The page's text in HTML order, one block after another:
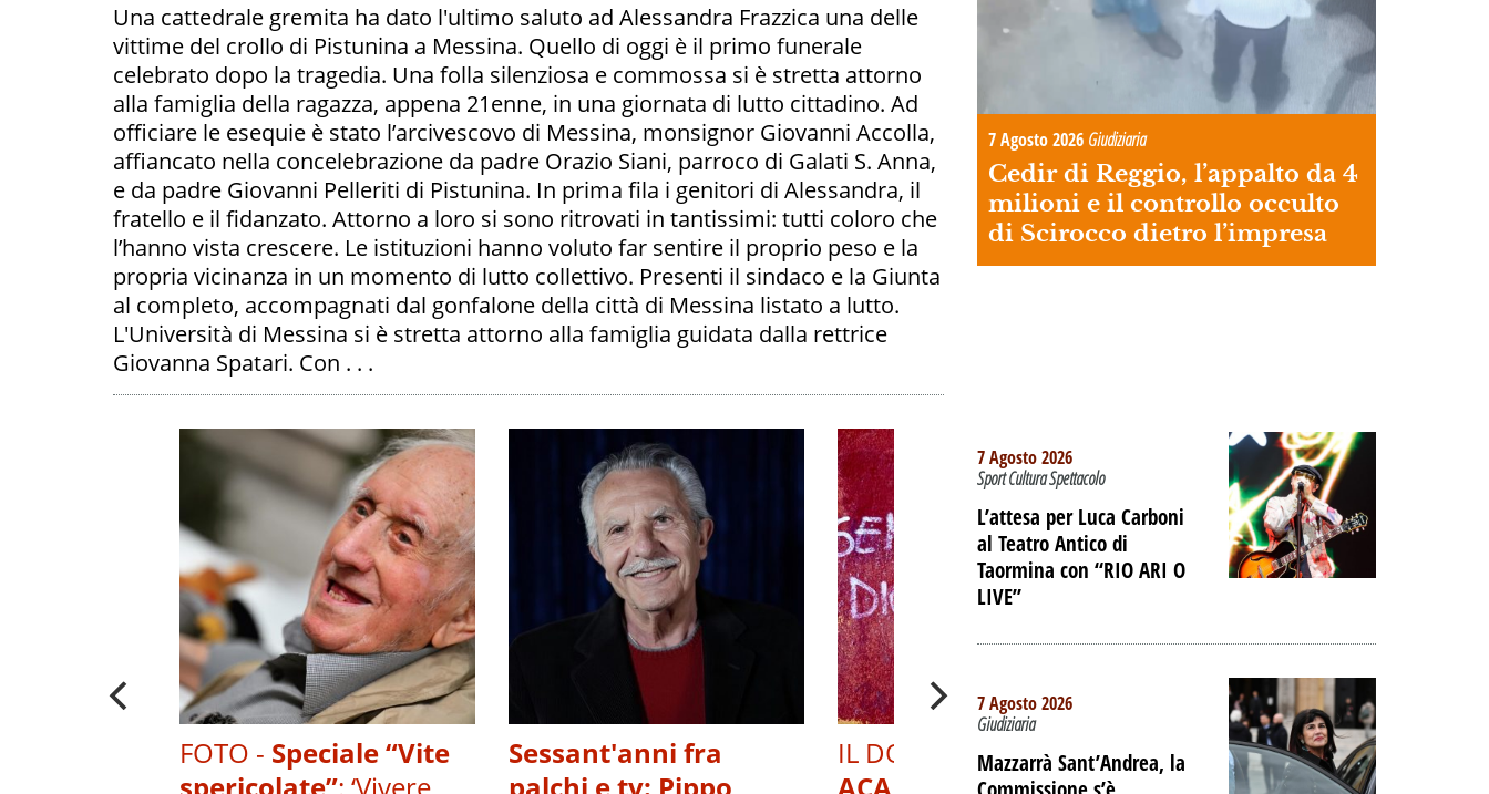
Una cattedrale gremita ha dato l'ultimo saluto ad Alessandra Frazzica una delle
vittime del crollo di Pistunina a Messina. Quello di oggi è il primo funerale
celebrato dopo la tragedia. Una folla silenziosa e commossa si è stretta attorno
alla famiglia della ragazza, appena 21enne, in una giornata di lutto cittadino. Ad
officiare le esequie è stato l’arcivescovo di Messina, monsignor Giovanni Accolla,
affiancato nella concelebrazione da padre Orazio Siani, parroco di Galati S. Anna,
e da padre Giovanni Pelleriti di Pistunina. In prima fila i genitori di Alessandra, il
fratello e il fidanzato. Attorno a loro si sono ritrovati in tantissimi: tutti coloro che
l’hanno vista crescere. Le istituzioni hanno voluto far sentire il proprio peso e la
propria vicinanza in un momento di lutto collettivo. Presenti il sindaco e la Giunta
al completo, accompagnati dal gonfalone della città di Messina listato a lutto.
L'Università di Messina si è stretta attorno alla famiglia guidata dalla rettrice
Giovanna Spatari. Con . . .
FOTO - Speciale “Vite
spericolate”: ‘Vivere
Sessant'anni fra
palchi e tv: Pippo
IL DOCUMENTO -
ACAB, OLTRE LE
7 Agosto 2026 Giudiziaria
Cedir di Reggio, l’appalto da 4
milioni e il controllo occulto
di Scirocco dietro l’impresa
7 Agosto 2026
Sport Cultura Spettacolo
L’attesa per Luca Carboni
al Teatro Antico di
Taormina con “RIO ARI O
LIVE”
7 Agosto 2026
Giudiziaria
Mazzarrà Sant’Andrea, la